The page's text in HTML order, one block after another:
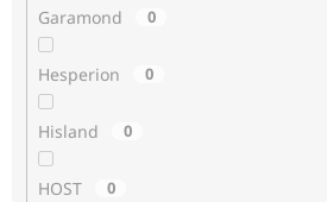
Garamond 0
Hesperion 0
Hisland 0
HOST 0